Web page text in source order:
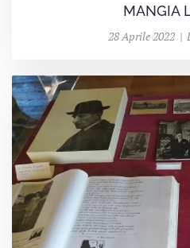
MANGIA
28 Aprile 2022 |